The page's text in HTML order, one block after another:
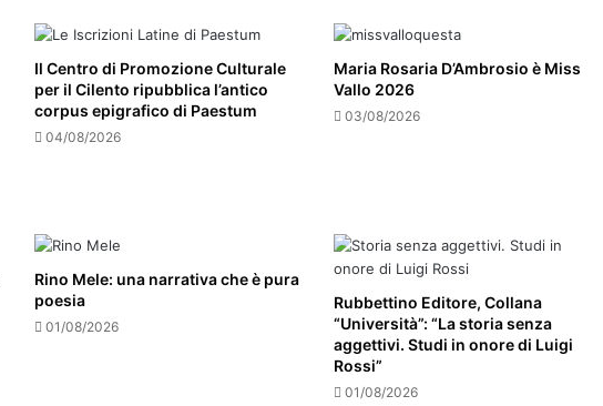
Il Centro di Promozione Culturale
per il Cilento ripubblica l’antico
corpus epigrafico di Paestum
04/08/2026
Maria Rosaria D’Ambrosio è Miss
Vallo 2026
03/08/2026
Rino Mele: una narrativa che è pura
poesia
01/08/2026
Rubbettino Editore, Collana
“Università”: “La storia senza
aggettivi. Studi in onore di Luigi
Rossi”
01/08/2026